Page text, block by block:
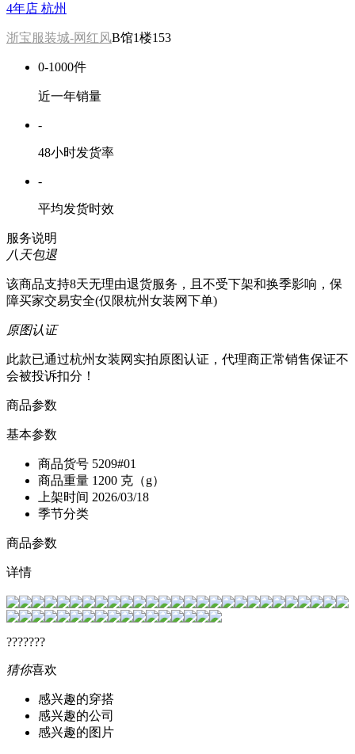
4年店 杭州
浙宝服装城-网红风B馆1楼153
0-1000件
近一年销量
-
48小时发货率
-
平均发货时效
服务说明
八天包退
该商品支持8天无理由退货服务，且不受下架和换季影响，保
障买家交易安全(仅限杭州女装网下单)
原图认证
此款已通过杭州女装网实拍原图认证，代理商正常销售保证不
会被投诉扣分！
商品参数
基本参数
商品货号 5209#01
商品重量 1200 克（g）
上架时间 2026/03/18
季节分类
商品参数
详情
???????
猜你喜欢
感兴趣的穿搭
感兴趣的公司
感兴趣的图片